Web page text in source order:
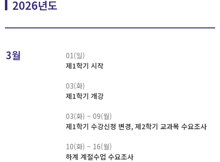
2026년도
3월
01(일)
제1학기 시작
03(화)
제1학기 개강
03(화) ~ 09(월)
제1학기 수강신청 변경, 제2학기 교과목 수요조사
10(화) ~ 16(월)
하계 계절수업 수요조사